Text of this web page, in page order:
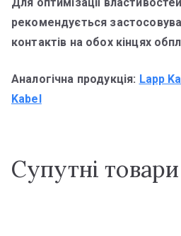
рекомендується
контактів на обох кінцях
Аналогічна продукція: Lapp
Kabel
Супутні товари